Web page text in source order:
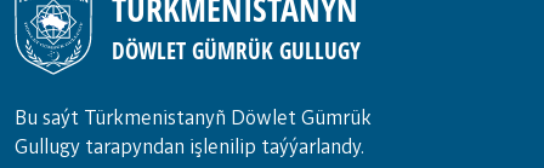
DÖWLET GÜMRÜK GULLUGY
Bu saýt Türkmenistanyñ Döwlet Gümrük
Gullugy tarapyndan işlenilip taýýarlandy.